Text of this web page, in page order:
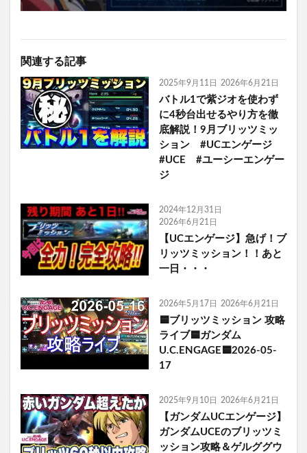
関連する記事
2025年9月11日 2026年6月21日
バトル1で紫ジオを使わず
に4秒台出せるやり方を徹
底解説！9月ブリッツミッ
ション #UCエンゲージ
#UCE #ユーシーエンゲー
ジ
2024年12月31日
2026年6月21日
【UCエンゲージ】急げ！ブ
リッツミッション！！あと
一日・・・
2026年5月17日 2026年6月21日
🟦ブリッツミッション 攻略
ライブ🟦ガンダム
U.C.ENGAGE🟦2026-05-
17
2025年9月10日 2026年6月21日
【ガンダムUCエンゲージ】
ガンダムUCEのブリッツミ
ッション攻略＆ゲルググウ